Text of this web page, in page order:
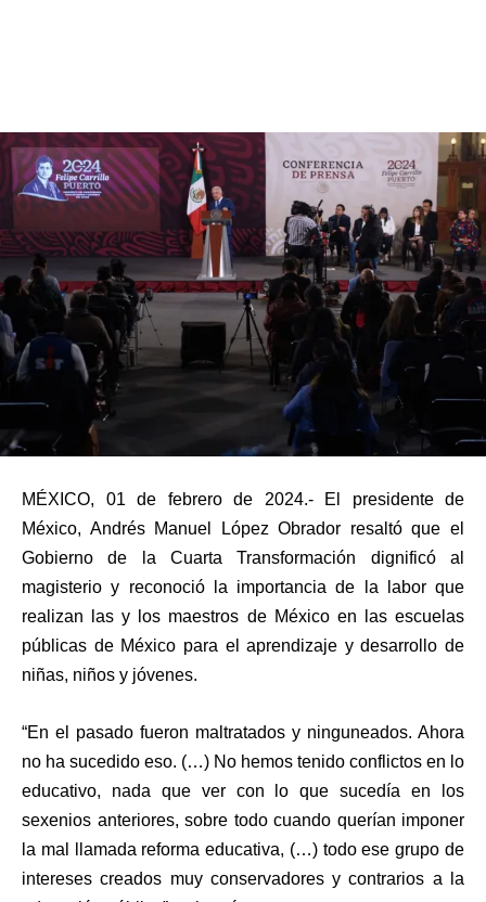
MÉXICO, 01 de febrero de 2024.- El presidente de
México, Andrés Manuel López Obrador resaltó que el
Gobierno de la Cuarta Transformación dignificó al
magisterio y reconoció la importancia de la labor que
realizan las y los maestros de México en las escuelas
públicas de México para el aprendizaje y desarrollo de
niñas, niños y jóvenes.
“En el pasado fueron maltratados y ninguneados. Ahora
no ha sucedido eso. (…) No hemos tenido conflictos en lo
educativo, nada que ver con lo que sucedía en los
sexenios anteriores, sobre todo cuando querían imponer
la mal llamada reforma educativa, (…) todo ese grupo de
intereses creados muy conservadores y contrarios a la